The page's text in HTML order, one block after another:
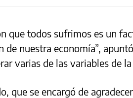
que todos sufrimos es un
de nuestra economía”,
varias de las variables de
que se encargó de